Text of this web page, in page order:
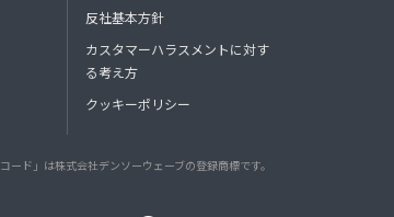
反社基本方針
カスタマーハラスメントに対す
る考え方
クッキーポリシー
コード」は株式会社デンソーウェーブの登録商標です。